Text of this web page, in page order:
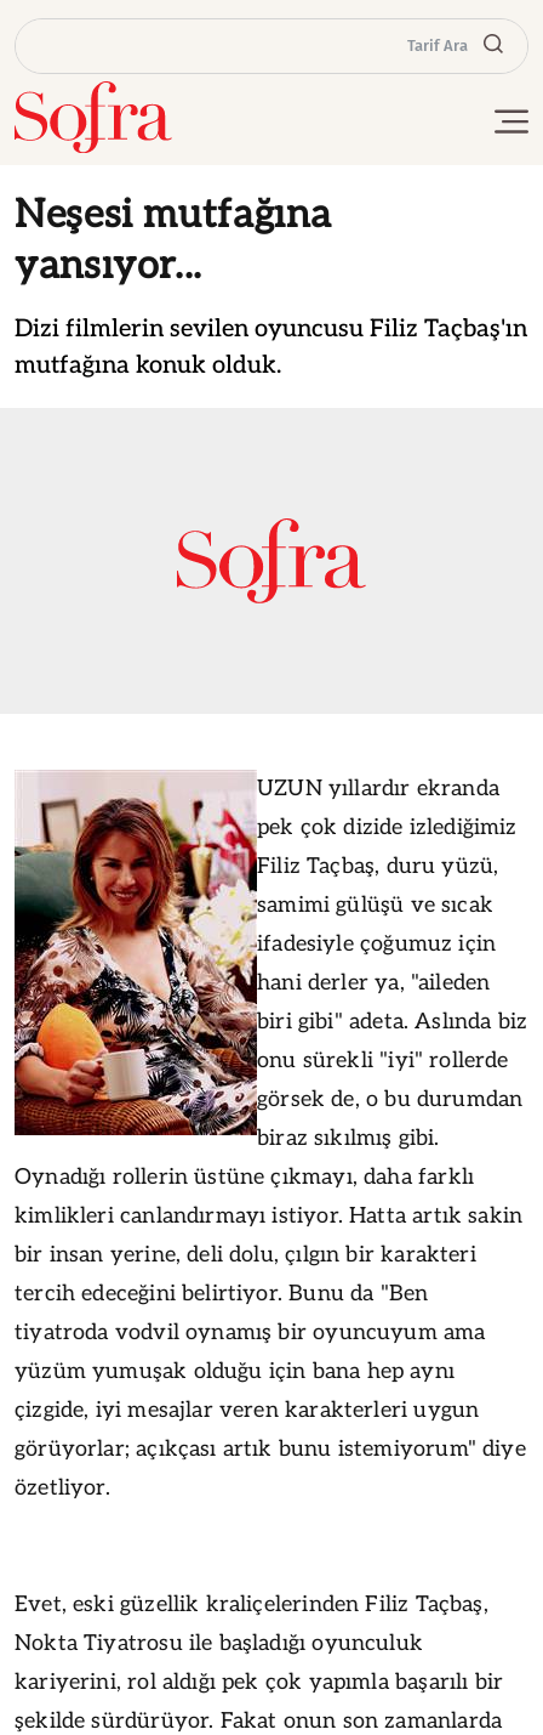
Tarif Ara
Neşesi mutfağına
yansıyor...
Dizi filmlerin sevilen oyuncusu Filiz Taçbaş'ın
mutfağına konuk olduk.
UZUN yıllardır ekranda
pek çok dizide izlediğimiz
Filiz Taçbaş, duru yüzü,
samimi gülüşü ve sıcak
ifadesiyle çoğumuz için
hani derler ya, "aileden
biri gibi" adeta. Aslında biz
onu sürekli "iyi" rollerde
görsek de, o bu durumdan
biraz sıkılmış gibi.
Oynadığı rollerin üstüne çıkmayı, daha farklı
kimlikleri canlandırmayı istiyor. Hatta artık sakin
bir insan yerine, deli dolu, çılgın bir karakteri
tercih edeceğini belirtiyor. Bunu da "Ben
tiyatroda vodvil oynamış bir oyuncuyum ama
yüzüm yumuşak olduğu için bana hep aynı
çizgide, iyi mesajlar veren karakterleri uygun
görüyorlar; açıkçası artık bunu istemiyorum" diye
özetliyor.
Evet, eski güzellik kraliçelerinden Filiz Taçbaş,
Nokta Tiyatrosu ile başladığı oyunculuk
kariyerini, rol aldığı pek çok yapımla başarılı bir
şekilde sürdürüyor. Fakat onun son zamanlarda